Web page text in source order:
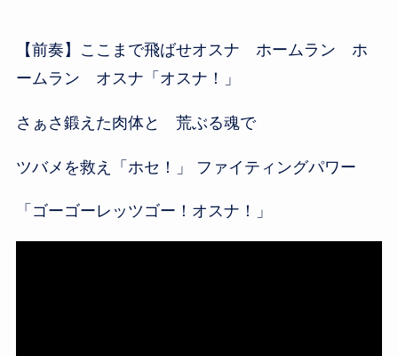
【前奏】ここまで飛ばせオスナ ホームラン ホ
ームラン オスナ「オスナ！」
さぁさ鍛えた肉体と 荒ぶる魂で
ツバメを救え「ホセ！」 ファイティングパワー
「ゴーゴーレッツゴー！オスナ！」